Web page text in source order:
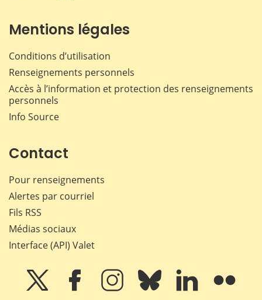
Mentions légales
Conditions d’utilisation
Renseignements personnels
Accès à l’information et protection des renseignements
personnels
Info Source
Contact
Pour renseignements
Alertes par courriel
Fils RSS
Médias sociaux
Interface (API) Valet